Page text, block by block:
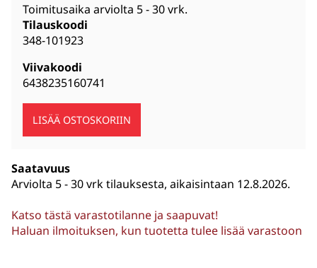
Toimitusaika arviolta 5 - 30 vrk.
Tilauskoodi
348-101923
Viivakoodi
6438235160741
Saatavuus
Arviolta 5 - 30 vrk tilauksesta, aikaisintaan 12.8.2026.
Katso tästä varastotilanne ja saapuvat!
Haluan ilmoituksen, kun tuotetta tulee lisää varastoon